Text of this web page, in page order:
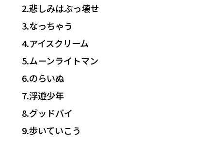
2.悲しみはぶっ壊せ
3.なっちゃう
4.アイスクリーム
5.ムーンライトマン
6.のらいぬ
7.浮遊少年
8.グッドバイ
9.歩いていこう